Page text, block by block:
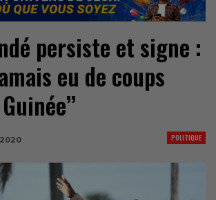
persiste et signe :
eu de coups
POLITIQUE